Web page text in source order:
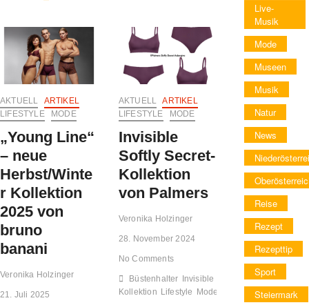
„Cotton
Flex“
von
Schiesser
–
Bewegungsfreiheit
für
und
Ihn
banani
AKTUELL
ARTIKEL
LIFESTYLE
MODE
„Young Line“
– neue
Herbst/Winte
r Kollektion
2025 von
bruno
banani
Veronika Holzinger
21. Juli 2025
AKTUELL
ARTIKEL
LIFESTYLE
MODE
Invisible
Softly Secret-
Kollektion
von Palmers
Veronika Holzinger
28. November 2024
No Comments
Büstenhalter
Invisible Softly Secret-
Kollektion Lifestyle Mode Slips
Live-
Musik
Mode
Museen
Musik
Natur
News
Reise
Rezept
Rezepttip
Sport
Steiermark